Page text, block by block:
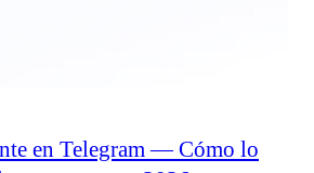
en Telegram — Cómo lo